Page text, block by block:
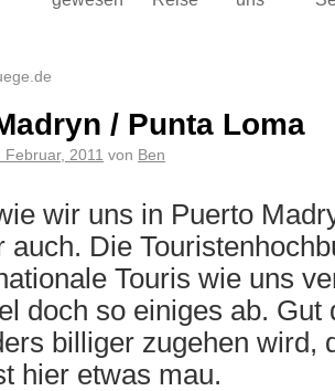
/ Punta Loma
Februar, 2011 von Ben
wir uns in Puerto
auch. Die
Touris wie uns
doch so einiges ab.
billiger zugehen wird,
hier etwas mau.